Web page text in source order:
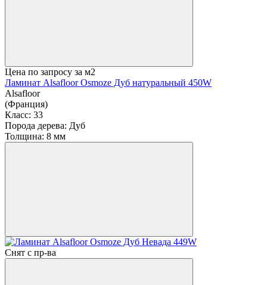
Цена по запросу за м2
Ламинат Alsafloor Osmoze Дуб натуральный 450W
Alsafloor
(Франция)
Класс: 33
Порода дерева: Дуб
Толщина: 8 мм
Снят с пр-ва